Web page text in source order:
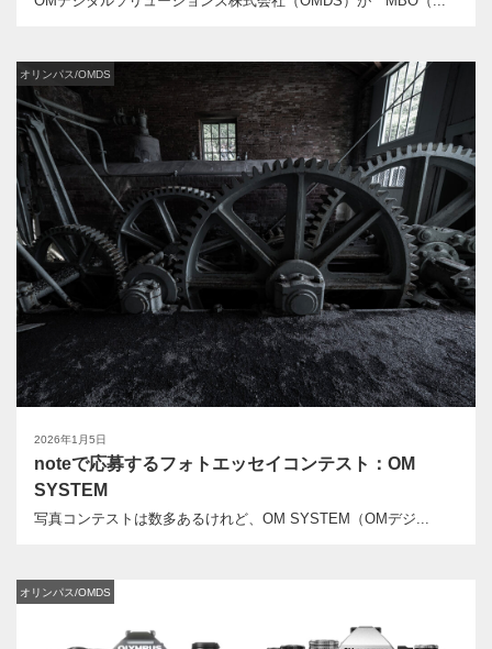
2026年1月5日
オリンパス/OMDS
noteで応募するフォトエッセイコンテスト：OM
SYSTEM
写真コンテストは数多あるけれど、OM SYSTEM（OMデジ...
オリンパス/OMDS